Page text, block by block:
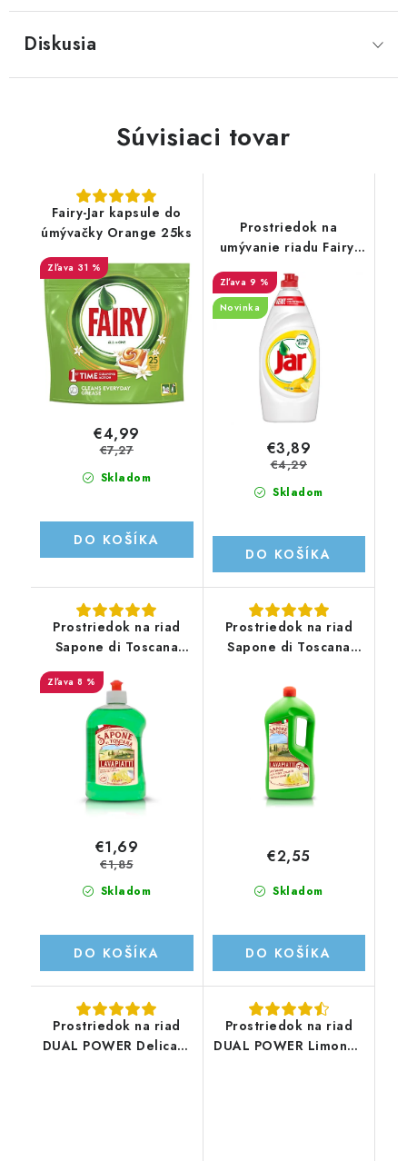
Diskusia
Súvisiaci tovar
Fairy-Jar kapsule do
úmývačky Orange 25ks
31 %
Skladom
€4,99
€7,27
DO KOŠÍKA
Prostriedok na
umývanie riadu Fairy-
Jar Citrón 900ml
9 %
Novinka
Skladom
€3,89
€4,29
DO KOŠÍKA
Prostriedok na riad
Sapone di Toscana
8 %
Skladom
€1,69
€1,85
DO KOŠÍKA
Prostriedok na riad
Sapone di Toscana
Skladom
€2,55
DO KOŠÍKA
Prostriedok na riad
DUAL POWER Delicato
Prostriedok na riad
DUAL POWER Limone -